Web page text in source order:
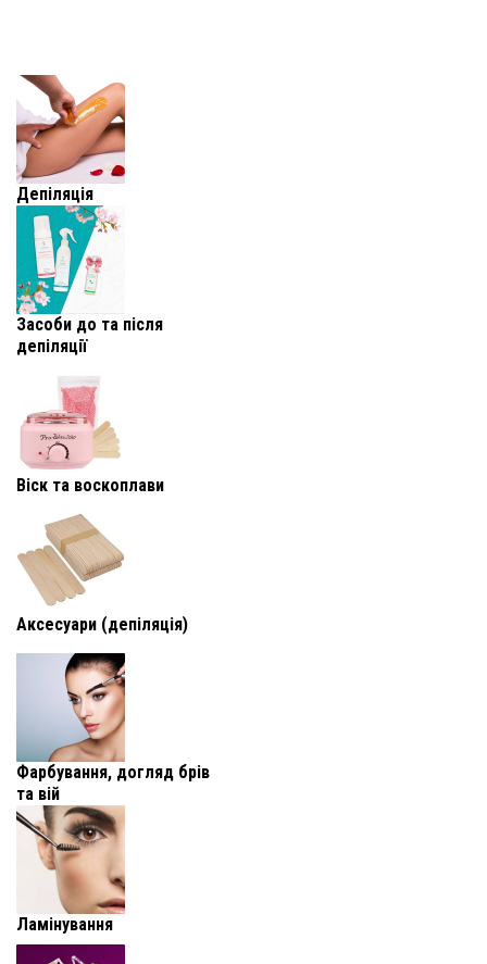
Депіляція
Засоби до та після
депіляції
Віск та воскоплави
Аксесуари (депіляція)
Фарбування, догляд брів
та вій
Ламінування